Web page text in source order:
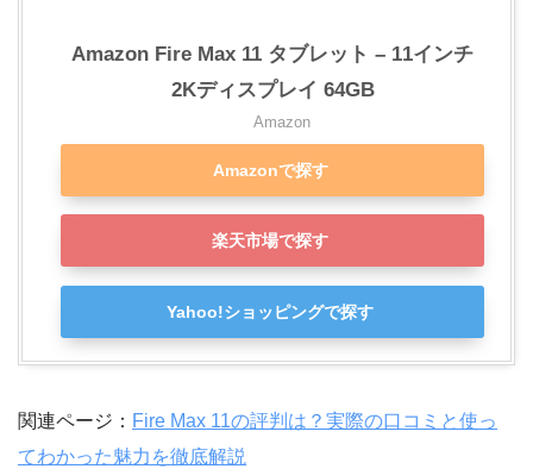
Amazon Fire Max 11 タブレット – 11インチ
2Kディスプレイ 64GB
Amazon
Amazonで探す
楽天市場で探す
Yahoo!ショッピングで探す
関連ページ： Fire Max 11の評判は？実際の口コミと使っ
てわかった魅力を徹底解説